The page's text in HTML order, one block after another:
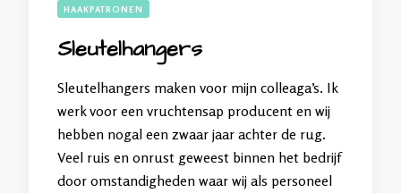
HAAKPATRONEN
Sleutelhangers
Sleutelhangers maken voor mijn colleaga’s. Ik
werk voor een vruchtensap producent en wij
hebben nogal een zwaar jaar achter de rug.
Veel ruis en onrust geweest binnen het bedrijf
door omstandigheden waar wij als personeel